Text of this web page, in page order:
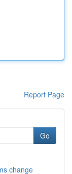
Report Page
Go
change